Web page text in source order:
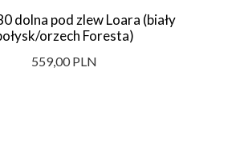
dolna pod zlew Loara (biały
orzech Foresta)
559,00 PLN